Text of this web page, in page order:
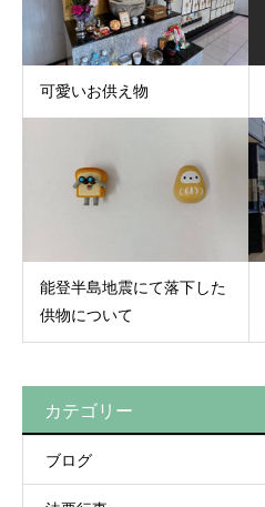
可愛いお供え物
能登半島地震にて落下した
供物について
カテゴリー
ブログ